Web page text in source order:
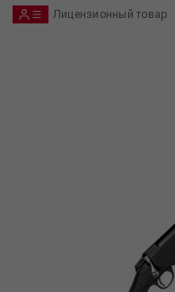
Лицензионный товар